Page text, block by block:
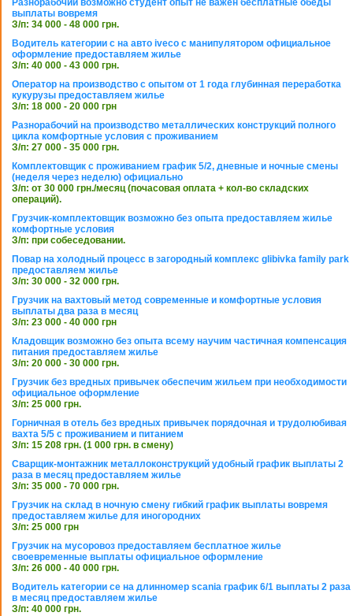
Разнорабочий возможно студент опыт не важен бесплатные обеды
выплаты вовремя
З/п: 34 000 - 48 000 грн.
Водитель категории с на авто iveco с манипулятором официальное
оформление предоставляем жилье
З/п: 40 000 - 43 000 грн.
Оператор на производство с опытом от 1 года глубинная переработка
кукурузы предоставляем жилье
З/п: 18 000 - 20 000 грн
Разнорабочий на производство металлических конструкций полного
цикла комфортные условия с проживанием
З/п: 27 000 - 35 000 грн.
Комплектовщик с проживанием график 5/2, дневные и ночные смены
(неделя через неделю) официально
З/п: от 30 000 грн./месяц (почасовая оплата + кол-во складских
операций).
Грузчик-комплектовщик возможно без опыта предоставляем жилье
комфортные условия
З/п: при собеседовании.
Повар на холодный процесс в загородный комплекс glibivka family park
предоставляем жилье
З/п: 30 000 - 32 000 грн.
Грузчик на вахтовый метод современные и комфортные условия
выплаты два раза в месяц
З/п: 23 000 - 40 000 грн
Кладовщик возможно без опыта всему научим частичная компенсация
питания предоставляем жилье
З/п: 20 000 - 30 000 грн.
Грузчик без вредных привычек обеспечим жильем при необходимости
официальное оформление
З/п: 25 000 грн.
Горничная в отель без вредных привычек порядочная и трудолюбивая
вахта 5/5 с проживанием и питанием
З/п: 15 208 грн. (1 000 грн. в смену)
Сварщик-монтажник металлоконструкций удобный график выплаты 2
раза в месяц предоставляем жилье
З/п: 35 000 - 70 000 грн.
Грузчик на склад в ночную смену гибкий график выплаты вовремя
предоставляем жилье для иногородних
З/п: 25 000 грн
Грузчик на мусоровоз предоставляем бесплатное жилье
своевременные выплаты официальное оформление
З/п: 26 000 - 40 000 грн.
Водитель категории се на длинномер scania график 6/1 выплаты 2 раза
в месяц предоставляем жилье
З/п: 40 000 грн.